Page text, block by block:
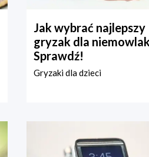
Jak wybrać najlepszy
gryzak dla
Sprawdź!
Gryzaki dla dzieci